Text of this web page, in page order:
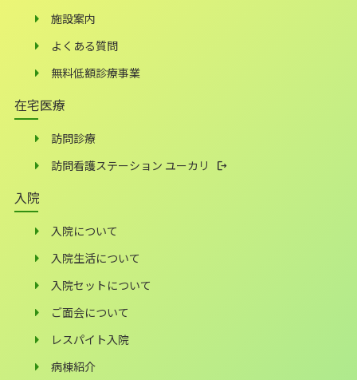
施設案内
よくある質問
無料低額診療事業
在宅医療
訪問診療
訪問看護ステーション ユーカリ
入院
入院について
入院生活について
入院セットについて
ご面会について
レスパイト入院
病棟紹介